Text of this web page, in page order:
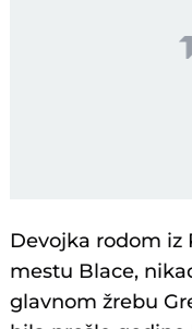
Devojka rodom iz
mestu Blace,
glavnom žrebu